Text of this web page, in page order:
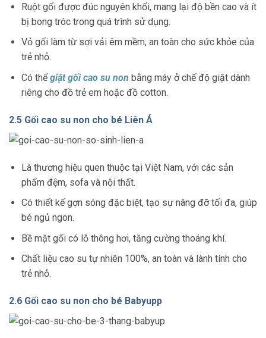
Ruột gối được đúc nguyên khối, mang lại độ bền cao và ít
bị bong tróc trong quá trình sử dụng.
Vỏ gối làm từ sợi vải êm mềm, an toàn cho sức khỏe của
trẻ nhỏ.
Có thểgiặt gối cao su non bằng máy ở chế độ giặt dành
riêng cho đồ trẻ em hoặc đồ cotton.
2.5 Gối cao su non cho bé Liên Á
Là thương hiệu quen thuộc tại Việt Nam, với các sản
phẩm đệm, sofa và nội thất.
Có thiết kế gợn sóng đặc biệt, tạo sự nâng đỡ tối đa, giúp
bé ngủ ngon.
Bề mặt gối có lỗ thông hơi, tăng cường thoáng khí.
Chất liệu cao su tự nhiên 100%, an toàn và lành tính cho
trẻ nhỏ.
2.6 Gối cao su non cho bé Babyupp